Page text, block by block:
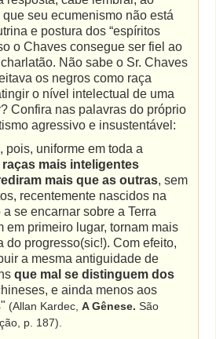
seu ecumenismo não está
e postura dos “espíritos
o Chaves consegue ser fiel ao
Não sabe o Sr. Chaves
os negros como raça
o nível intelectual de uma
Confira nas palavras do próprio
agressivo e insustentável:
pois, uniforme em toda a
raças mais inteligentes
mais que as outras, sem
recentemente nascidos na
se encarnar sobre a Terra
em primeiro lugar, tornam mais
do progresso(sic!). Com efeito,
a mesma antiguidade de
que mal se distinguem dos
e ainda menos aos
(Allan Kardec,A Gênese.São
p. 187).